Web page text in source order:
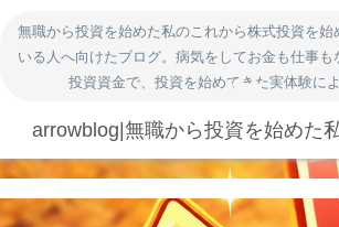
無職から投資を始めた私のこれから株式投資を始
いる人へ向けたブログ。病気をしてお金も仕事
投資資金で、投資を始めてきた実体験によ
arrowblog|無職から投資を始めた